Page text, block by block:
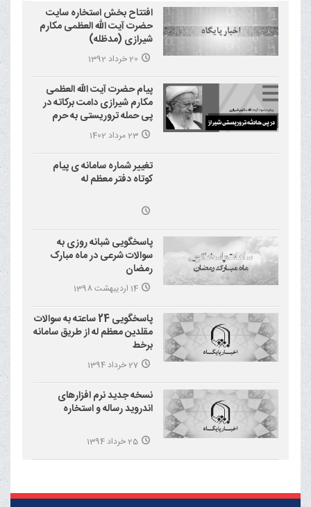
افتتاح بخش استخاره سایت
حضرت آیت الله العظمی مکارم
شیرازی (مدظله)
20 خرداد 1392
پیام حضرت آیت الله العظمی
مکارم شیرازی دامت برکاته در
پی حمله تروریستی به حرم
احمد بن موسی علیه السلام
(شاهچراغ)
23 مرداد 1402
تغییر شماره سامانه ی پیام
کوتاه دفتر معظم له
پاسخگویی شبانه روزی به
سوالات شرعی در ماه مبارک
رمضان
14 اردیبهشت 1398
پاسخگویی 24 ساعته به سوالات
مقلدین معظم له از طریق سامانه
برخط
27 خرداد 1394
نسخه جدید نرم افزارهای
اندروید رساله و استخاره
25 خرداد 1394